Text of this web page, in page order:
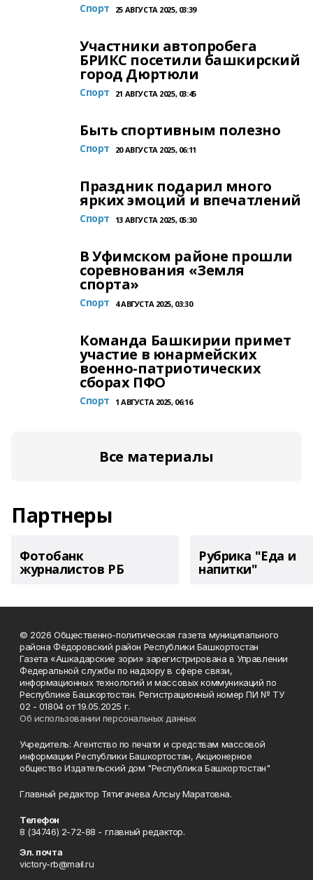
Спорт 25 АВГУСТА 2025, 03:39
Участники автопробега
БРИКС посетили башкирский
город Дюртюли
Спорт 21 АВГУСТА 2025, 03:45
Быть спортивным полезно
Спорт 20 АВГУСТА 2025, 06:11
Праздник подарил много
ярких эмоций и впечатлений
Спорт 13 АВГУСТА 2025, 05:30
В Уфимском районе прошли
соревнования «Земля
спорта»
Спорт 4 АВГУСТА 2025, 03:30
Команда Башкирии примет
участие в юнармейских
военно-патриотических
сборах ПФО
Спорт 1 АВГУСТА 2025, 06:16
Все материалы
Партнеры
Фотобанк
журналистов РБ
Рубрика "Еда и
напитки"
© 2026 Общественно-политическая газета муниципального
района Фёдоровский район Республики Башкортостан
Газета «Ашкадарские зори» зарегистрирована в Управлении
Федеральной службы по надзору в сфере связи,
информационных технологий и массовых коммуникаций по
Республике Башкортостан. Регистрационный номер ПИ № ТУ
02 - 01804 от 19.05.2025 г.
Об использовании персональных данных
Учредитель: Агентство по печати и средствам массовой
информации Республики Башкортостан, Акционерное
общество Издательский дом "Республика Башкортостан"
Главный редактор Тятигачева Алсыу Маратовна.
Телефон
8 (34746) 2-72-88 - главный редактор.
Эл. почта
victory-rb@mail.ru